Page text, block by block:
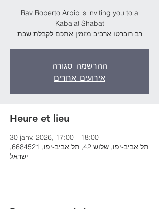
Rav Roberto Arbib is inviting you to a
Kabalat Shabat
רב רוברטו ארביב מזמין אתכם לקבלת שבת
ההרשמה סגורה
אירועים אחרים
Heure et lieu
30 janv. 2026, 17:00 – 18:00
תל אביב-יפו, שלוש 42, תל אביב-יפו, 6684521,
ישראל